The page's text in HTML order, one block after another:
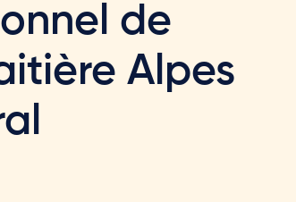
de
Alpes